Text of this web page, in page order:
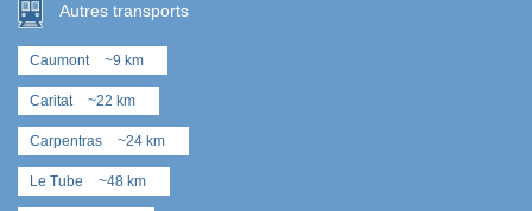
Autres transports
Caumont ~9 km
Caritat ~22 km
Carpentras ~24 km
Le Tube ~48 km